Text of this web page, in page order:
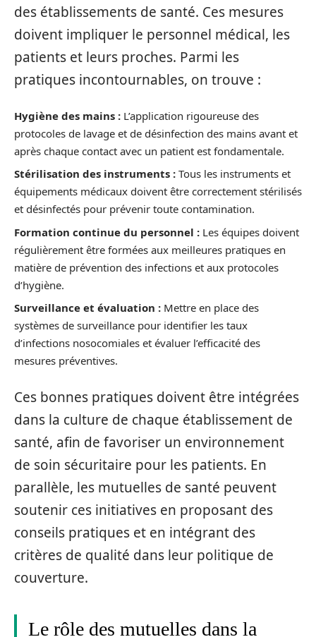
des établissements de santé. Ces mesures
doivent impliquer le personnel médical, les
patients et leurs proches. Parmi les
pratiques incontournables, on trouve :
Hygiène des mains : L’application rigoureuse des
protocoles de lavage et de désinfection des mains avant et
après chaque contact avec un patient est fondamentale.
Stérilisation des instruments : Tous les instruments et
équipements médicaux doivent être correctement stérilisés
et désinfectés pour prévenir toute contamination.
Formation continue du personnel : Les équipes doivent
régulièrement être formées aux meilleures pratiques en
matière de prévention des infections et aux protocoles
d’hygiène.
Surveillance et évaluation : Mettre en place des
systèmes de surveillance pour identifier les taux
d’infections nosocomiales et évaluer l’efficacité des
mesures préventives.
Ces bonnes pratiques doivent être intégrées
dans la culture de chaque établissement de
santé, afin de favoriser un environnement
de soin sécuritaire pour les patients. En
parallèle, les mutuelles de santé peuvent
soutenir ces initiatives en proposant des
conseils pratiques et en intégrant des
critères de qualité dans leur politique de
couverture.
Le rôle des mutuelles dans la